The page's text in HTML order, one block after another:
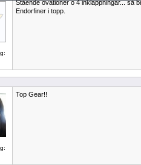
Stående ovationer o 4 inklappningar... så
Endorfiner i topp.
Top Gear!!